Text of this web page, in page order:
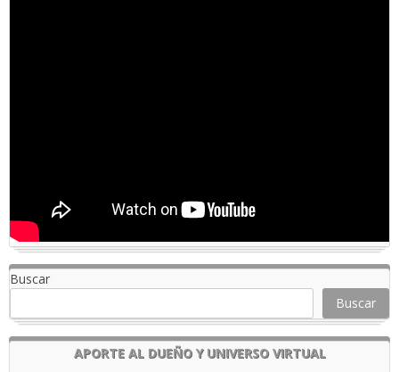
Buscar
Buscar
APORTE AL DUEÑO Y UNIVERSO VIRTUAL